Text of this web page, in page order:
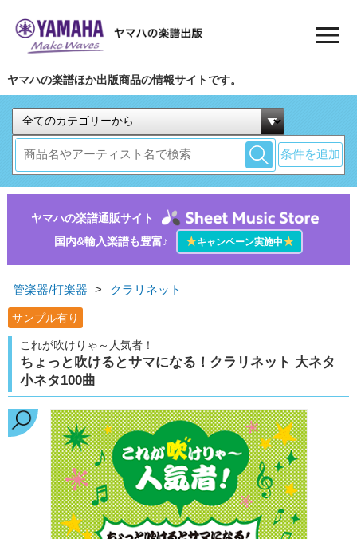
ヤマハの楽譜ほか出版商品の情報サイトです。
条件を追加
ヤマハの楽譜通販サイト
国内&輸入楽譜も豊富♪
★キャンペーン実施中★
管楽器/打楽器 > クラリネット
サンプル有り
これが吹けりゃ～人気者！
ちょっと吹けるとサマになる！クラリネット 大ネタ
小ネタ100曲